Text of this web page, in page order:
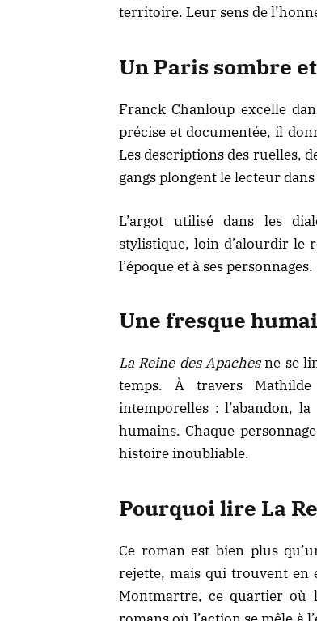
territoire. Leur sens de
Un Paris sombre
Franck Chanloup excelle
précise et documentée, il
Les descriptions des ruelles,
gangs plongent le lecteur
L’argot utilisé dans les
stylistique, loin d’alourdir le
l’époque et à ses personnages.
Une fresque
La Reine des Apachesne se
temps. À travers
intemporelles : l’abandon,
humains. Chaque
histoire inoubliable.
Pourquoi lire La
Ce roman est bien plus
rejette, mais qui trouvent en
Montmartre, ce quartier où